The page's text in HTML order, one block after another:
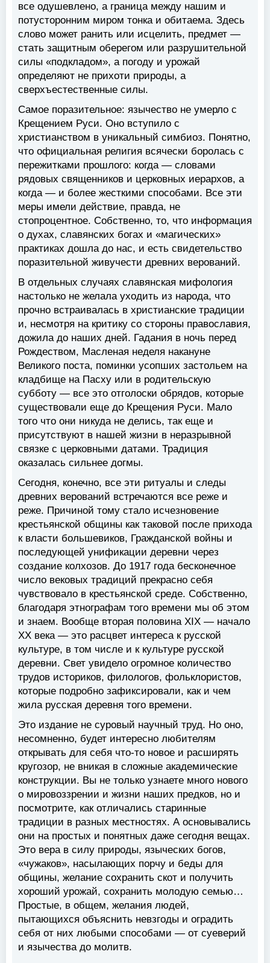
все одушевлено, а граница между нашим и
потусторонним миром тонка и обитаема. Здесь
слово может ранить или исцелить, предмет —
стать защитным оберегом или разрушительной
силы «подкладом», а погоду и урожай
определяют не прихоти природы, а
сверхъестественные силы.
Самое поразительное: язычество не умерло с
Крещением Руси. Оно вступило с
христианством в уникальный симбиоз. Понятно,
что официальная религия всячески боролась с
пережитками прошлого: когда — словами
рядовых священников и церковных иерархов, а
когда — и более жесткими способами. Все эти
меры имели действие, правда, не
стопроцентное. Собственно, то, что информация
о духах, славянских богах и «магических»
практиках дошла до нас, и есть свидетельство
поразительной живучести древних верований.
В отдельных случаях славянская мифология
настолько не желала уходить из народа, что
прочно встраивалась в христианские традиции
и, несмотря на критику со стороны православия,
дожила до наших дней. Гадания в ночь перед
Рождеством, Масленая неделя накануне
Великого поста, поминки усопших застольем на
кладбище на Пасху или в родительскую
субботу — все это отголоски обрядов, которые
существовали еще до Крещения Руси. Мало
того что они никуда не делись, так еще и
присутствуют в нашей жизни в неразрывной
связке с церковными датами. Традиция
оказалась сильнее догмы.
Сегодня, конечно, все эти ритуалы и следы
древних верований встречаются все реже и
реже. Причиной тому стало исчезновение
крестьянской общины как таковой после прихода
к власти большевиков, Гражданской войны и
последующей унификации деревни через
создание колхозов. До 1917 года бесконечное
число вековых традиций прекрасно себя
чувствовало в крестьянской среде. Собственно,
благодаря этнографам того времени мы об этом
и знаем. Вообще вторая половина XIX — начало
XX века — это расцвет интереса к русской
культуре, в том числе и к культуре русской
деревни. Свет увидело огромное количество
трудов историков, филологов, фольклористов,
которые подробно зафиксировали, как и чем
жила русская деревня того времени.
Это издание не суровый научный труд. Но оно,
несомненно, будет интересно любителям
открывать для себя что-то новое и расширять
кругозор, не вникая в сложные академические
конструкции. Вы не только узнаете много нового
о мировоззрении и жизни наших предков, но и
посмотрите, как отличались старинные
традиции в разных местностях. А основывались
они на простых и понятных даже сегодня вещах.
Это вера в силу природы, языческих богов,
«чужаков», насылающих порчу и беды для
общины, желание сохранить скот и получить
хороший урожай, сохранить молодую семью…
Простые, в общем, желания людей,
пытающихся объяснить невзгоды и оградить
себя от них любыми способами — от суеверий
и язычества до молитв.